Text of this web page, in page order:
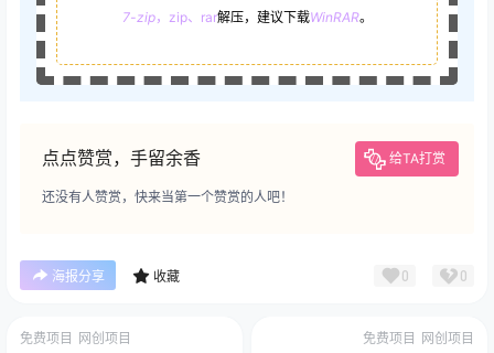
7-zip，zip、rar解压，建议下载WinRAR。
点点赞赏，手留余香 给TA打赏
还没有人赞赏，快来当第一个赞赏的人吧！
海报分享 收藏 0 0
免费项目 网创项目 免费项目 网创项目